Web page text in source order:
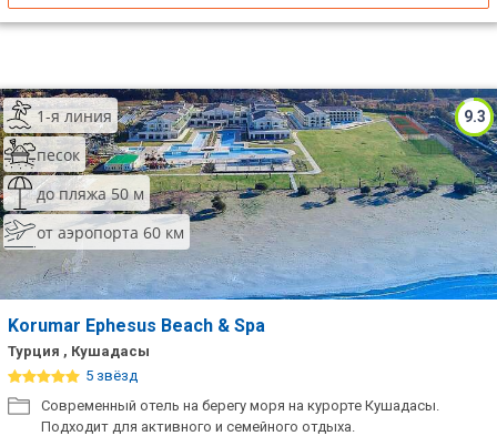
9.3
1-я линия
песок
до пляжа 50 м
от аэропорта 60 км
Korumar Ephesus Beach & Spa
Турция , Кушадасы
5 звёзд
Современный отель на берегу моря на курорте Кушадасы.
Подходит для активного и семейного отдыха.